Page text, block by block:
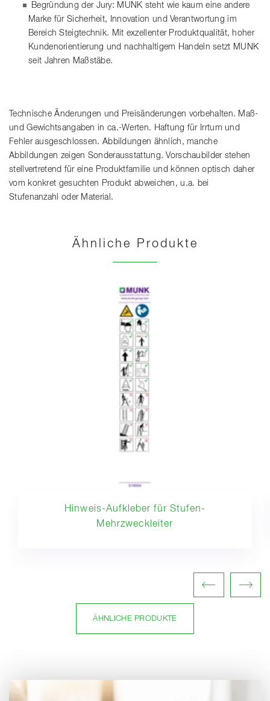
Begründung der Jury: MUNK steht wie kaum eine andere
Marke für Sicherheit, Innovation und Verantwortung im
Bereich Steigtechnik. Mit exzellenter Produktqualität, hoher
Kundenorientierung und nachhaltigem Handeln setzt MUNK
seit Jahren Maßstäbe.
Technische Änderungen und Preisänderungen vorbehalten. Maß-
und Gewichtsangaben in ca.-Werten. Haftung für Irrtum und
Fehler ausgeschlossen. Abbildungen ähnlich, manche
Abbildungen zeigen Sonderausstattung. Vorschaubilder stehen
stellvertretend für eine Produktfamilie und können optisch daher
vom konkret gesuchten Produkt abweichen, u.a. bei
Stufenanzahl oder Material.
Ähnliche Produkte
Hinweis-Aufkleber für Stufen-
Mehrzweckleiter
ÄHNLICHE PRODUKTE